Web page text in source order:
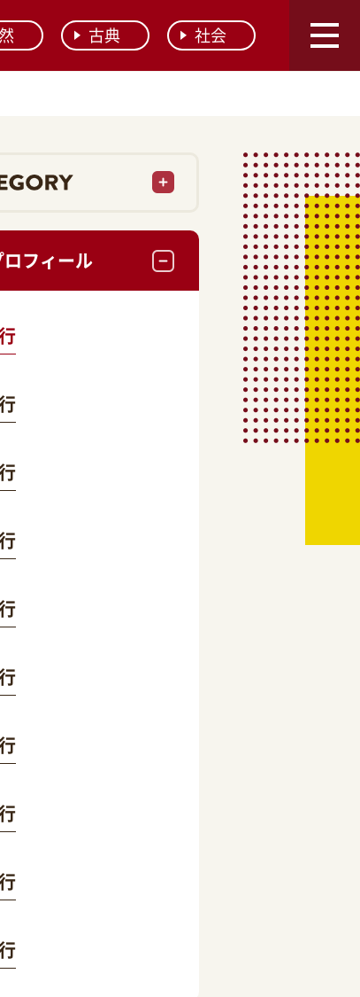
古典 社会
フィール